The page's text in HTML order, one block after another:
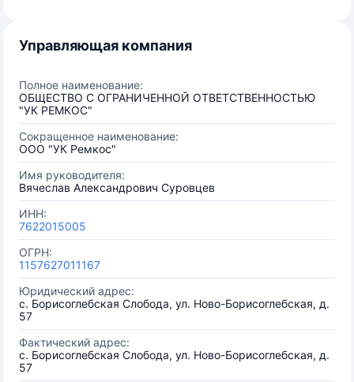
Управляющая компания
Полное наименование:
ОБЩЕСТВО С ОГРАНИЧЕННОЙ ОТВЕТСТВЕННОСТЬЮ
"УК РЕМКОС"
Сокращенное наименование:
ООО "УК Ремкос"
Имя руководителя:
Вячеслав Александрович Суровцев
ИНН:
7622015005
ОГРН:
1157627011167
Юридический адрес:
с. Борисоглебская Слобода, ул. Ново-Борисоглебская, д.
57
Фактический адрес:
с. Борисоглебская Слобода, ул. Ново-Борисоглебская, д.
57